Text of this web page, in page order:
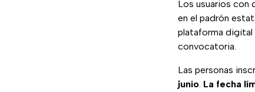
Los usuarios con
en el padrón
plataforma digital
convocatoria.
Las personas
junio. La fecha